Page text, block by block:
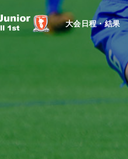
大会日程・結果